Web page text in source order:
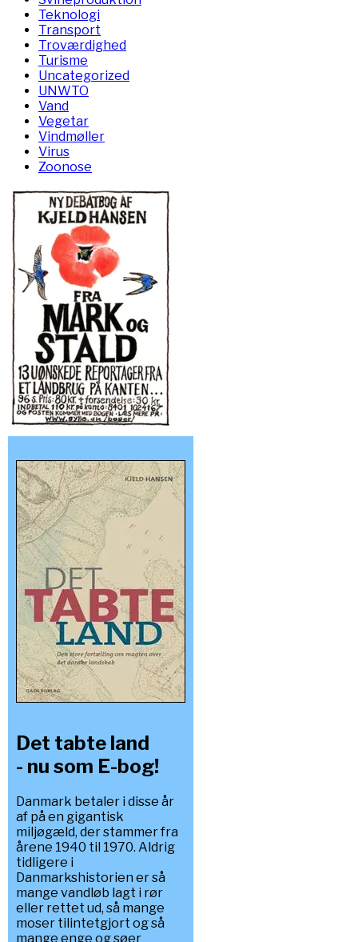
Teknologi
Transport
Troværdighed
Turisme
Uncategorized
UNWTO
Vand
Vegetar
Vindmøller
Virus
Zoonose
Det tabte land
- nu som E-bog!
Danmark betaler i disse år
af på en gigantisk
miljøgæld, der stammer fra
årene 1940 til 1970. Aldrig
tidligere i
Danmarkshistorien er så
mange vandløb lagt i rør
eller rettet ud, så mange
moser tilintetgjort og så
mange enge og søer